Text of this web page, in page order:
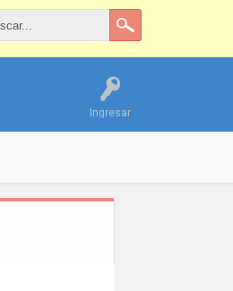
Ingresar